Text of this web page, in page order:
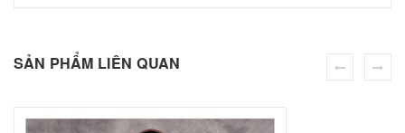
SẢN PHẨM LIÊN QUAN
Jeep giá rẻ 04
GIỎ